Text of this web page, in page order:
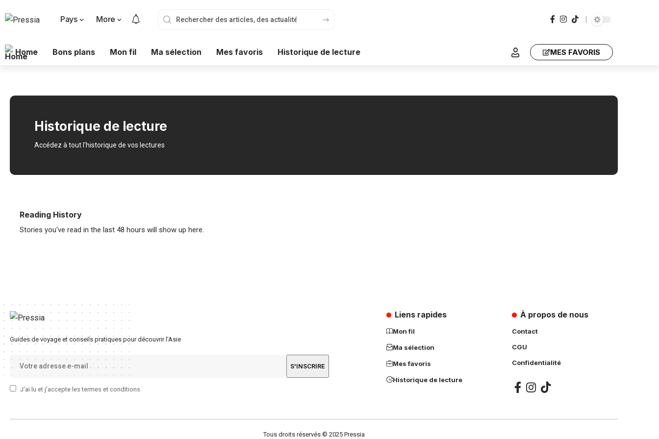
Pays More
Home Bons plans Mon fil Ma sélection Mes favoris Historique de lecture MES FAVORIS
Historique de lecture
Accédez à tout l'historique de vos lectures
Reading History
Stories you've read in the last 48 hours will show up here.
Guides de voyage et conseils pratiques pour découvrir l’Asie
J'ai lu et j'accepte les termes et conditions
Liens rapides
Mon fil
Ma sélection
Mes favoris
Historique de lecture
À propos de nous
Contact
CGU
Confidentialité
Tous droits réservés © 2025 Pressia